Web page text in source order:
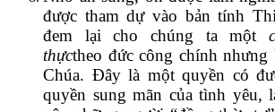
được tham dự vào bản tính
đem lại cho chúng ta một
thựctheo đức công chính nhưng
Chúa. Đây là một quyền có
quyền sung mãn của tình yêu,